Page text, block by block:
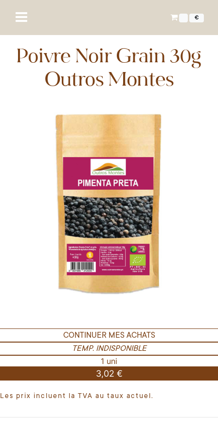
€
Poivre Noir Grain 30g
Outros Montes
CONTINUER MES ACHATS
TEMP. INDISPONIBLE
1 uni
3,02 €
Les prix incluent la TVA au taux actuel.